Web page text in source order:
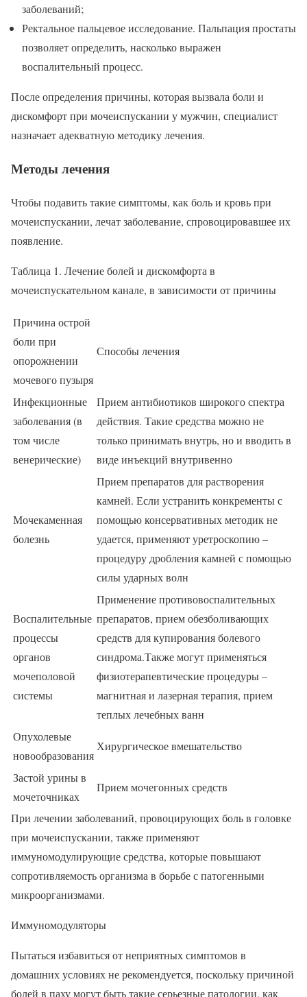
заболеваний;
Ректальное пальцевое исследование. Пальпация простаты
позволяет определить, насколько выражен
воспалительный процесс.
После определения причины, которая вызвала боли и
дискомфорт при мочеиспускании у мужчин, специалист
назначает адекватную методику лечения.
Методы лечения
Чтобы подавить такие симптомы, как боль и кровь при
мочеиспускании, лечат заболевание, спровоцировавшее их
появление.
Таблица 1. Лечение болей и дискомфорта в
мочеиспускательном канале, в зависимости от причины
Причина острой
боли при
опорожнении
мочевого пузыря
Способы лечения
Инфекционные
заболевания (в
том числе
венерические)
Прием антибиотиков широкого спектра
действия. Такие средства можно не
только принимать внутрь, но и вводить в
виде инъекций внутривенно
Мочекаменная
болезнь
Прием препаратов для растворения
камней. Если устранить конкременты с
помощью консервативных методик не
удается, применяют уретроскопию –
процедуру дробления камней с помощью
силы ударных волн
Воспалительные
процессы
органов
мочеполовой
системы
Применение противовоспалительных
препаратов, прием обезболивающих
средств для купирования болевого
синдрома.Также могут применяться
физиотерапевтические процедуры –
магнитная и лазерная терапия, прием
теплых лечебных ванн
Опухолевые
новообразования
Хирургическое вмешательство
Застой урины в
мочеточниках
Прием мочегонных средств
При лечении заболеваний, провоцирующих боль в головке
при мочеиспускании, также применяют
иммуномодулирующие средства, которые повышают
сопротивляемость организма в борьбе с патогенными
микроорганизмами.
Иммуномодуляторы
Пытаться избавиться от неприятных симптомов в
домашних условиях не рекомендуется, поскольку причиной
болей в паху могут быть такие серьезные патологии, как